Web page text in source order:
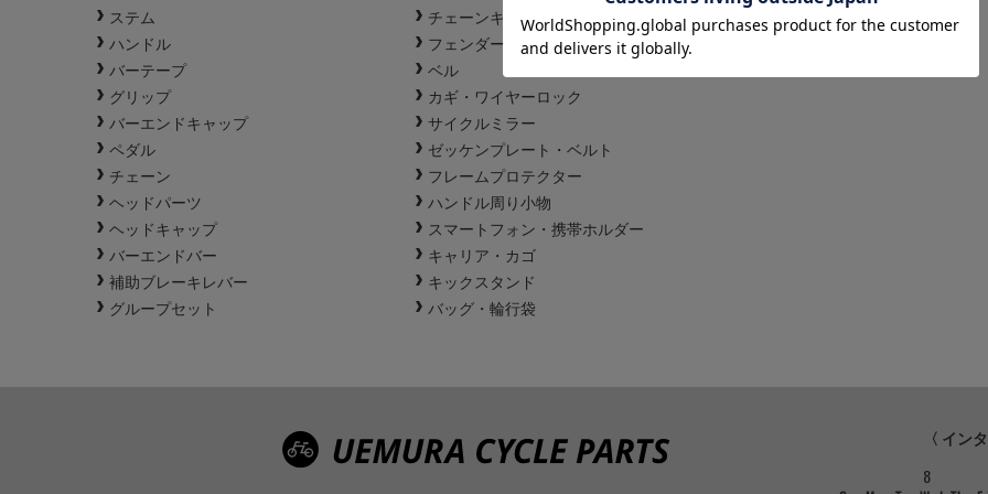
ステム
ハンドル
バーテープ
グリップ
バーエンドキャップ
ペダル
チェーン
ヘッドパーツ
ヘッドキャップ
バーエンドバー
補助ブレーキレバー
グループセット
チェーンキャッチャー
フェンダー
ベル
カギ・ワイヤーロック
サイクルミラー
ゼッケンプレート・ベルト
フレームプロテクター
ハンドル周り小物
スマートフォン・携帯ホルダー
キャリア・カゴ
キックスタンド
バッグ・輪行袋
〈 イン
8